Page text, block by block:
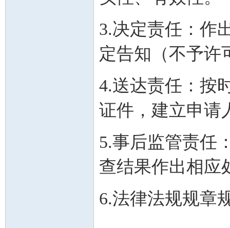
3.决定责任：作
定告知（不予许
4.送达责任：按
证件，建立申请
5.事后监管责任
查结果作出相应
6.法律法规规章